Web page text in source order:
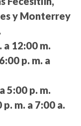
y Monterrey
a 12:00 m.
6:00 p. m. a
5:00 p. m.
p. m. a 7:00 a.